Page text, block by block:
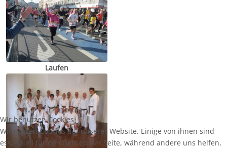
Laufen
Wir benutzen Cookies
Wir nutzen Cookies auf unserer Website. Einige von ihnen sind
essenziell für den Betrieb der Seite, während andere uns helfen,